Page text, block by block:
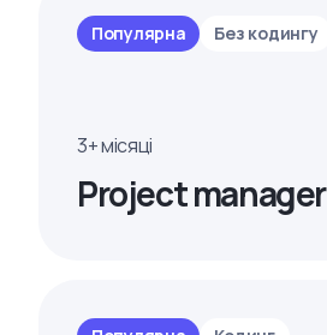
Популярна Без кодингу
3+ місяці
Project manager